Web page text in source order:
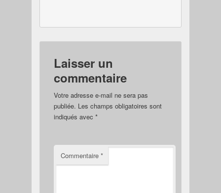
Laisser un
commentaire
Votre adresse e-mail ne sera pas
publiée. Les champs obligatoires sont
indiqués avec *
Commentaire *